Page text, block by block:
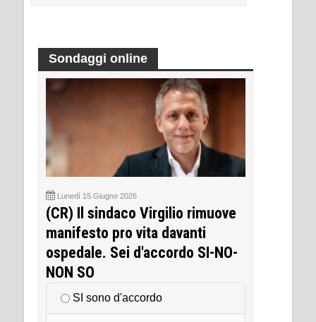
Sondaggi online
Lunedì 15 Giugno 2026
(CR) Il sindaco Virgilio rimuove
manifesto pro vita davanti
ospedale. Sei d'accordo SI-NO-
NON SO
SI sono d'accordo